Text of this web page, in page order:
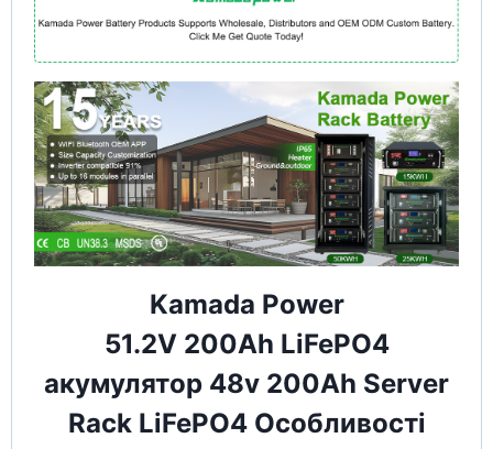
Kamada Power
51.2V 200Ah LiFePO4
акумулятор 48v 200Ah Server
Rack LiFePO4 Особливості